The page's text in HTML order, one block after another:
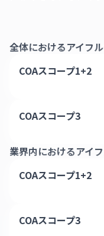
全体におけるアイフル
COAスコープ1+2
COAスコープ3
業界内におけるアイ
COAスコープ1+2
COAスコープ3